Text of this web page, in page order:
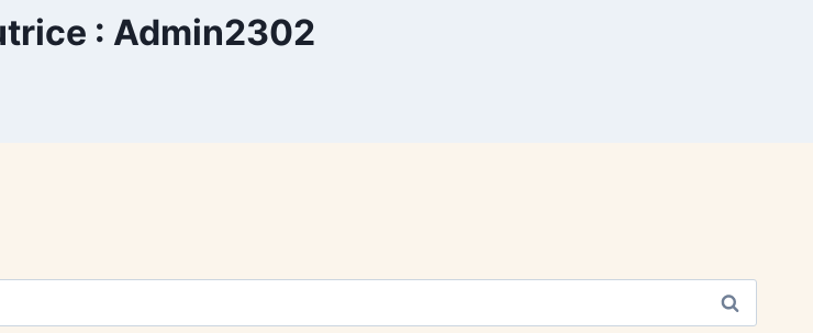
: Admin2302